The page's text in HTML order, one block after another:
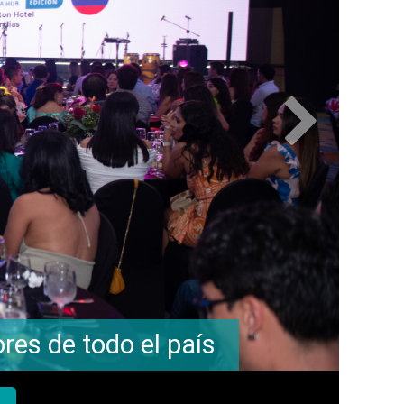
Directo